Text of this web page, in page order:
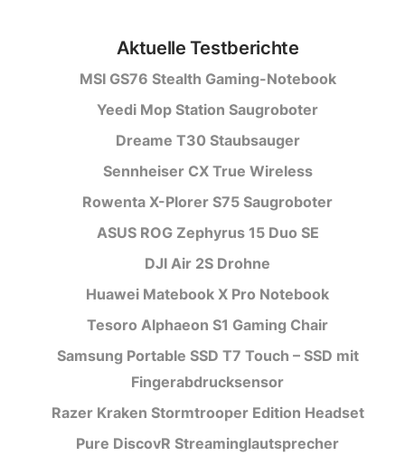
Aktuelle Testberichte
MSI GS76 Stealth Gaming-Notebook
Yeedi Mop Station Saugroboter
Dreame T30 Staubsauger
Sennheiser CX True Wireless
Rowenta X-Plorer S75 Saugroboter
ASUS ROG Zephyrus 15 Duo SE
DJI Air 2S Drohne
Huawei Matebook X Pro Notebook
Tesoro Alphaeon S1 Gaming Chair
Samsung Portable SSD T7 Touch – SSD mit
Fingerabdrucksensor
Razer Kraken Stormtrooper Edition Headset
Pure DiscovR Streaminglautsprecher